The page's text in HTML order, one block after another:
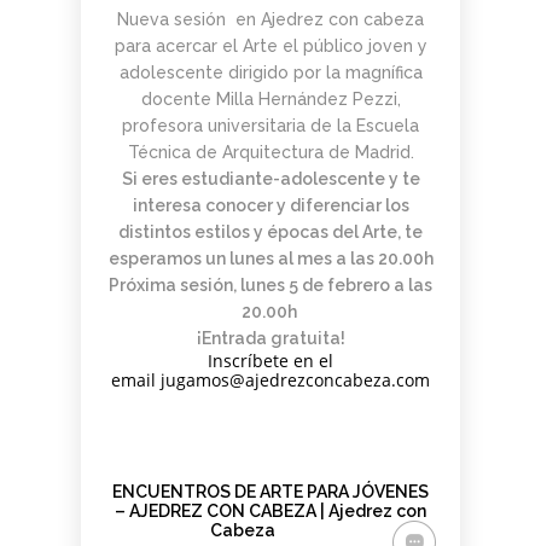
CABEZA –
JUNIO 2026
TODAS
LAS
EDADES
Y
NIVELES
– 13 DE
JUNIO
4
MAYO
2026
BOLETÍN
MAYO 2026 –
COMUNIDAD
AJEDREZ
CON
CABEZA
30
ABRIL
2026
TORNEO
PARA
TODAS
LAS
EDADES
Y
NIVELES
–
AJEDREZ
CON
CABEZA
23 DE
MAYO
30
ABRIL
2026
APRENDER A
MIRAR EL
ARTE: LA
ABSTRACCIÓN
GEOMÉTRICA:
PIET
MONDRIAN (Y
VISITA AL
MONASTERIO
DEL PAULAR)
29
ABRIL
2026
AJEDREZ
INICIACIÓN
PARA
CURSO DE
AJEDREZ
APRENDE
DESDE 0.
MAYO
27
ABRIL
CAMPAMENTO
DE VERANO
AJEDREZ CON
CABEZA 2026
16
MARZO
2026
EL DESAFÍO
PSICOLÓGICO
DE JUGAR
LUNES 16 DE
MARZO.
Nueva sesión en Ajedrez con cabeza
para acercar el Arte el público joven y
adolescente dirigido por la magnífica
docente Milla Hernández Pezzi,
profesora universitaria de la Escuela
Técnica de Arquitectura de Madrid.
Si eres estudiante-adolescente y te
interesa conocer y diferenciar los
distintos estilos y épocas del Arte, te
esperamos un lunes al mes a las 20.00h
Próxima sesión, lunes 5 de febrero a las
20.00h
¡Entrada gratuita!
Inscríbete en el
email jugamos@ajedrezconcabeza.com
ENCUENTROS DE ARTE PARA JÓVENES
– AJEDREZ CON CABEZA | Ajedrez con
Cabeza